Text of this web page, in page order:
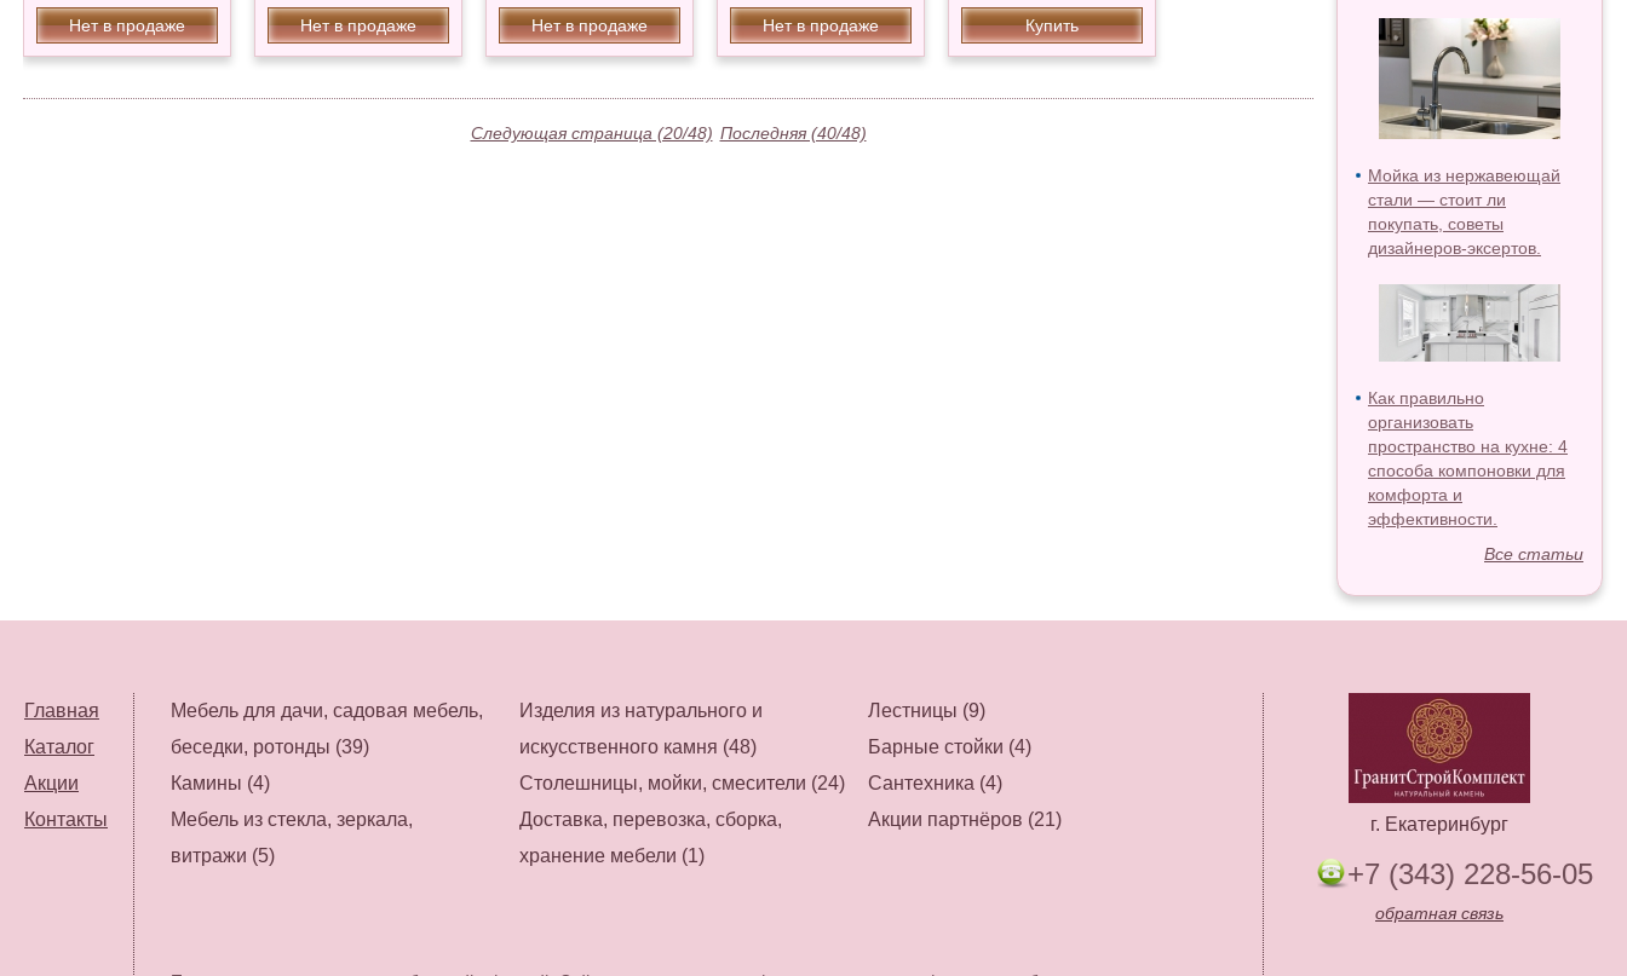
Мойка из нержавеющай
стали — стоит ли
покупать, советы
дизайнеров-эксертов.
Как правильно
организовать
пространство на кухне: 4
способа компоновки для
комфорта и
эффективности.
Все статьи
Нет в продаже Нет в продаже Нет в продаже Нет в продаже Купить
Следующая страница (20/48) Последняя (40/48)
Главная
Каталог
Акции
Контакты
г. Екатеринбург
+7 (343) 228-56-05
обратная связь
Мебель для дачи, садовая мебель,
беседки, ротонды (39)
Изделия из натурального и
искусственного камня (48)
Лестницы (9)
Барные стойки (4)
Камины (4)
Столешницы, мойки, смесители (24)
Сантехника (4)
Мебель из стекла, зеркала,
витражи (5)
Доставка, перевозка, сборка,
хранение мебели (1)
Акции партнёров (21)